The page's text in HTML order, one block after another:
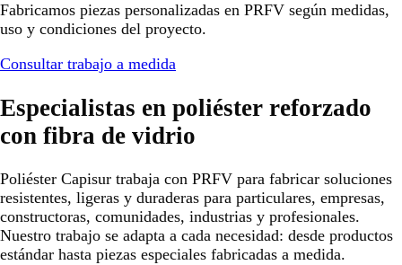
Fabricamos piezas personalizadas en PRFV según medidas,
uso y condiciones del proyecto.
Consultar trabajo a medida
Especialistas en poliéster reforzado
con fibra de vidrio
Poliéster Capisur trabaja con PRFV para fabricar soluciones
resistentes, ligeras y duraderas para particulares, empresas,
constructoras, comunidades, industrias y profesionales.
Nuestro trabajo se adapta a cada necesidad: desde productos
estándar hasta piezas especiales fabricadas a medida.